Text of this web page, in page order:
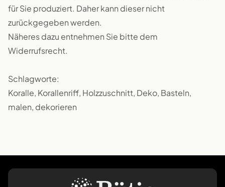
für Sie produziert. Daher kann dieser nicht
zurückgegeben werden.
Näheres dazu entnehmen Sie bitte dem
Widerrufsrecht.
Schlagworte:
Koralle, Korallenriff, Holzzuschnitt, Deko, Basteln,
malen, dekorieren